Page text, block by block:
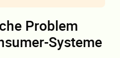
Problem
Systeme